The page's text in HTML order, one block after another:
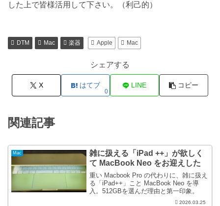
した上で皆様活用して下さい。（利己的）
DTM Mac 楽器 Apple Mac
シェアする
X はてブ
0
LINE コピー
関連記事
Mac
雑に扱える「iPad ++」が欲しく
て MacBook Neo をお迎えした
重い Macbook Pro の代わりに、雑に扱え
る「iPad++」こと MacBook Neo を導
入。512GBを選んだ理由と第一印象。
2026.03.25